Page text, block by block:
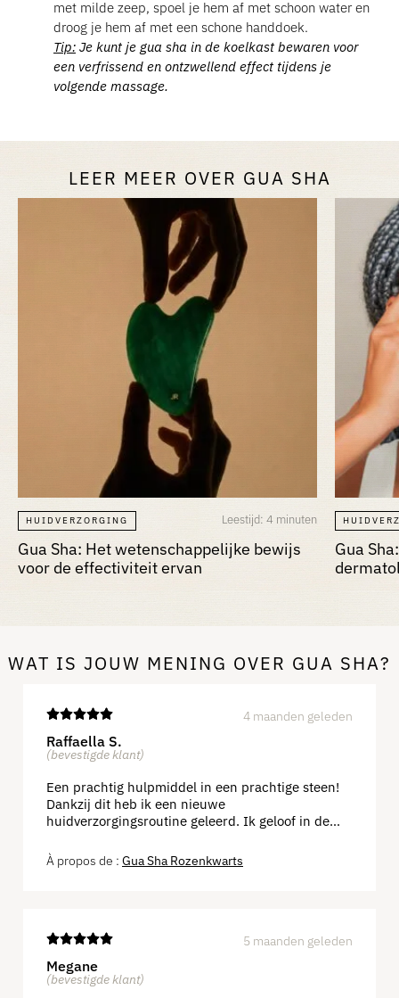
met milde zeep, spoel je hem af met schoon water en
droog je hem af met een schone handdoek.
Tip: Je kunt je gua sha in de koelkast bewaren voor
een verfrissend en ontzwellend effect tijdens je
volgende massage.
LEER MEER OVER GUA SHA
HUIDVERZORGING Leestijd: 4 minuten
Gua Sha: Het wetenschappelijke bewijs
voor de effectiviteit ervan
Gua
WAT IS JOUW MENING OVER GUA SHA?
Raffaella S.
(bevestigde klant)
Een prachtig hulpmiddel in een prachtige steen!
Dankzij dit heb ik een nieuwe
huidverzorgingsroutine geleerd. Ik geloof in de
een maand en zie dat mijn gezicht er stralender
en meer ontspannen uitziet.
4 maanden geleden
Gua Sha Rozenkwarts
Megane
(bevestigde klant)
5 maanden geleden